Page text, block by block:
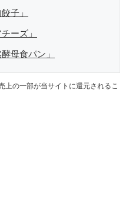
子」
ーズ」
母食パン」
上の一部が当サイトに還元されるこ